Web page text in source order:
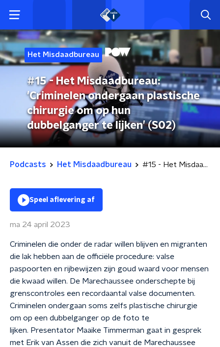
Het Misdaadbureau
#15 - Het Misdaadbureau:
'Criminelen ondergaan plastische
chirurgie om op hun
dubbelganger te lijken’ (S02)
Podcasts Het Misdaadbureau #15 - Het Misdaadbureau: 'Criminelen ondergaan plastische chirurgie om op hun dubbelganger te lijken’ (S02)
Speel aflevering af
ma 24 april 2023
Criminelen die onder de radar willen blijven en migranten
die lak hebben aan de officiële procedure: valse
paspoorten en rijbewijzen zijn goud waard voor mensen
die kwaad willen. De Marechaussee onderschepte bij
grenscontroles een recordaantal valse documenten.
Criminelen ondergaan soms zelfs plastische chirurgie
om op een dubbelganger op de foto te
lijken. Presentator Maaike Timmerman gaat in gesprek
met Erik van Assen die zich vanuit de Marechaussee